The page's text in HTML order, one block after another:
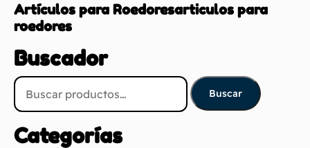
Artículos para Roedoresarticulos para
roedores
Buscador
Buscar
Categorías